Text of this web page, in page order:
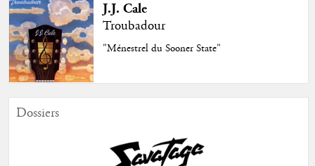
J.J. Cale
Troubadour
"Ménestrel du Sooner State"
Dossiers